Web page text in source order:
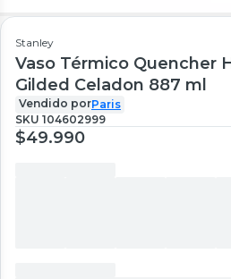
Stanley
Vaso Térmico Quencher
Gilded Celadon 887 ml
Vendido porParis
SKU 104602999
$49.990